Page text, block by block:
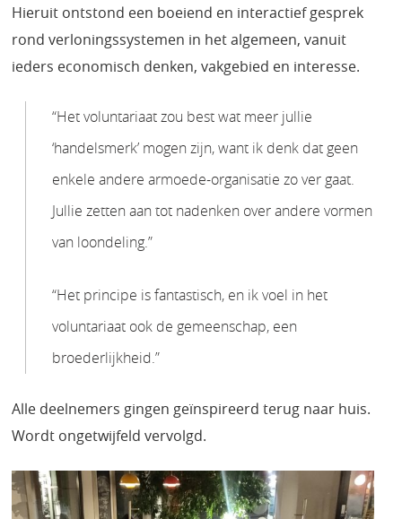
Hieruit ontstond een boeiend en interactief gesprek
rond verloningssystemen in het algemeen, vanuit
ieders economisch denken, vakgebied en interesse.
“Het voluntariaat zou best wat meer jullie
‘handelsmerk’ mogen zijn, want ik denk dat geen
enkele andere armoede-organisatie zo ver gaat.
Jullie zetten aan tot nadenken over andere vormen
van loondeling.”
“Het principe is fantastisch, en ik voel in het
voluntariaat ook de gemeenschap, een
broederlijkheid.”
Alle deelnemers gingen geïnspireerd terug naar huis.
Wordt ongetwijfeld vervolgd.